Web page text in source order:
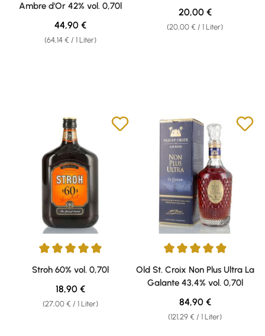
Ambre d'Or 42% vol. 0,70l
(64,14 € / 1 Liter)
Regulärer Preis:
44,90 € (20,00 € / 1 Liter)
Regulärer Preis:
20,00 €
Durchschnittliche Bewertung von 4.94 von 5 Sternen
Stroh 60% vol. 0,70l
(27,00 € / 1 Liter)
Regulärer Preis:
18,90 €
Durchschnittliche Bewertung
Old St. Croix Non Plus Ultra La
Galante 43,4% vol. 0,70l
(121,29 € / 1 Liter)
Regulärer Preis:
84,90 €